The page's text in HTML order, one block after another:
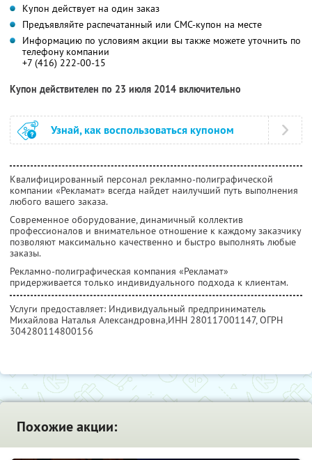
Купон действует на один заказ
Предъявляйте распечатанный или СМС-купон на месте
Информацию по условиям акции вы также можете уточнить по
телефону компании
+7 (416) 222-00-15
Купон действителен по 23 июля 2014 включительно
Узнай, как воспользоваться купоном
Квалифицированный персонал рекламно-полиграфической
компании «Рекламат» всегда найдет наилучший путь выполнения
любого вашего заказа.
Современное оборудование, динамичный коллектив
профессионалов и внимательное отношение к каждому заказчику
позволяют максимально качественно и быстро выполнять любые
заказы.
Рекламно-полиграфическая компания «Рекламат»
придерживается только индивидуального подхода к клиентам.
Услуги предоставляет: Индивидуальный предприниматель
Михайлова Наталья Александровна,ИНН 280117001147, ОГРН
304280114800156
Похожие акции: